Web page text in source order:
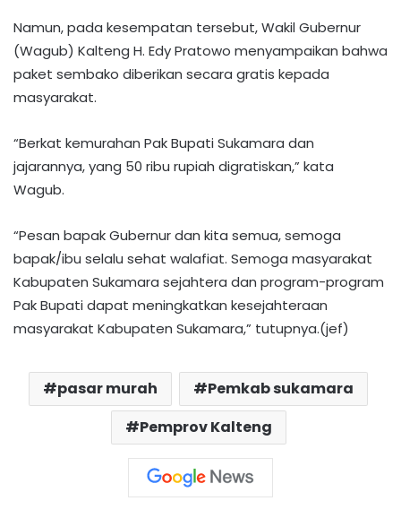
Namun, pada kesempatan tersebut, Wakil Gubernur
(Wagub) Kalteng H. Edy Pratowo menyampaikan bahwa
paket sembako diberikan secara gratis kepada
masyarakat.
“Berkat kemurahan Pak Bupati Sukamara dan
jajarannya, yang 50 ribu rupiah digratiskan,” kata
Wagub.
“Pesan bapak Gubernur dan kita semua, semoga
bapak/ibu selalu sehat walafiat. Semoga masyarakat
Kabupaten Sukamara sejahtera dan program-program
Pak Bupati dapat meningkatkan kesejahteraan
masyarakat Kabupaten Sukamara,” tutupnya.(jef)
pasar murah
Pemkab sukamara
Pemprov Kalteng